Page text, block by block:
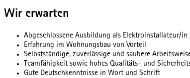
Wir erwarten
Abgeschlossene Ausbildung als Elektroinstallateur/
Erfahrung im Wohnungsbau von Vorteil
Selbstständige, zuverlässige und saubere
Teamfähigkeit sowie hohes Qualitäts- und
Gute Deutschkenntnisse in Wort und Schrift